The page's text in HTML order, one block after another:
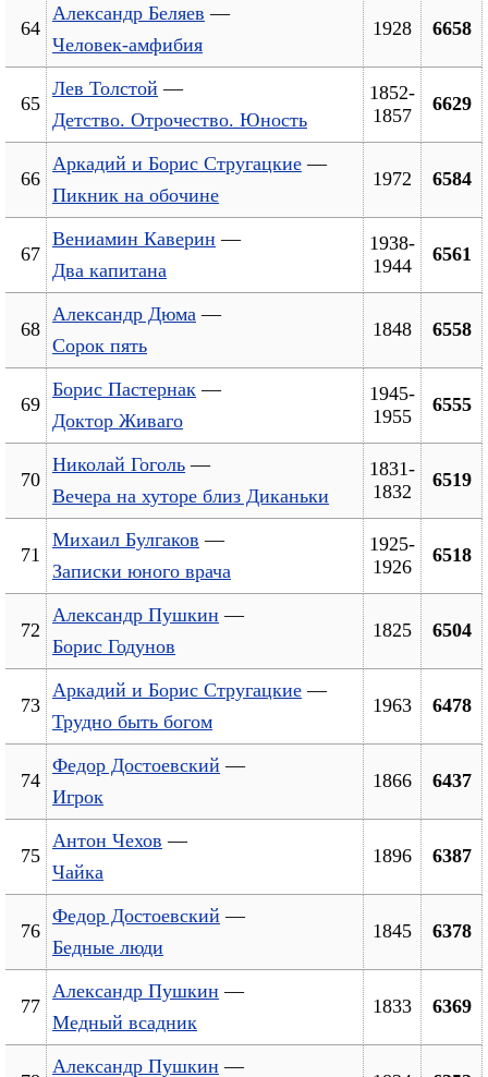
64
Александр Беляев —
Человек-амфибия
1928 6658
65
Лев Толстой —
Детство. Отрочество. Юность
1852-
1857
6629
66
Аркадий и Борис Стругацкие —
Пикник на обочине
1972 6584
67
Вениамин Каверин —
Два капитана
1938-
1944
6561
68
Александр Дюма —
Сорок пять
1848 6558
69
Борис Пастернак —
Доктор Живаго
1945-
1955
6555
70
Николай Гоголь —
Вечера на хуторе близ Диканьки
1831-
1832
6519
71
Михаил Булгаков —
Записки юного врача
1925-
1926
6518
72
Александр Пушкин —
Борис Годунов
1825 6504
73
Аркадий и Борис Стругацкие —
Трудно быть богом
1963 6478
74
Федор Достоевский —
Игрок
1866 6437
75
Антон Чехов —
Чайка
1896 6387
76
Федор Достоевский —
Бедные люди
1845 6378
77
Александр Пушкин —
Медный всадник
1833 6369
Александр Пушкин —